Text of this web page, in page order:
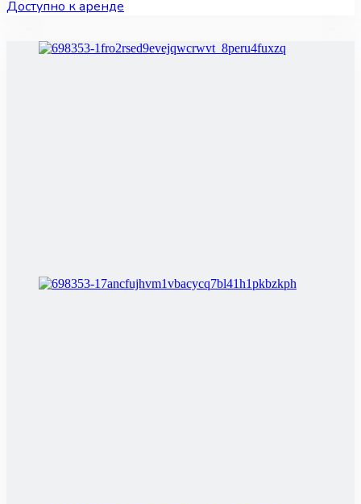
Доступно к аренде